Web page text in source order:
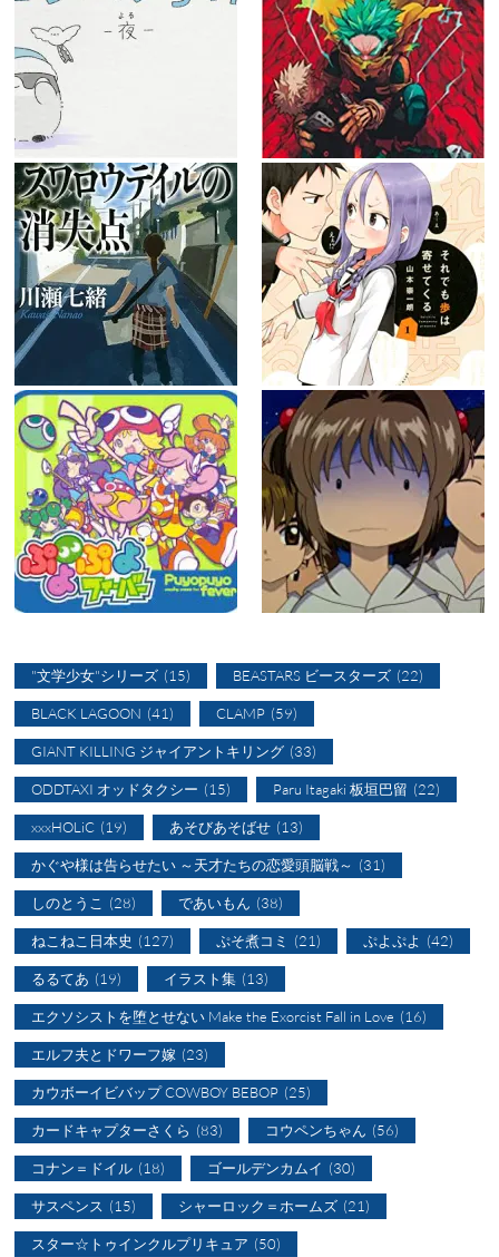
"文学少女"シリーズ (15) BEASTARS ビースターズ (22)
BLACK LAGOON (41) CLAMP (59)
GIANT KILLING ジャイアントキリング (33)
ODDTAXI オッドタクシー (15) Paru Itagaki 板垣巴留 (22)
xxxHOLiC (19) あそびあそばせ (13)
かぐや様は告らせたい ～天才たちの恋愛頭脳戦～ (31)
しのとうこ (28) であいもん (38)
ねこねこ日本史 (127) ぷそ煮コミ (21) ぷよぷよ (42)
るるてあ (19) イラスト集 (13)
エクソシストを堕とせない Make the Exorcist Fall in Love (16)
エルフ夫とドワーフ嫁 (23)
カウボーイビバップ COWBOY BEBOP (25)
カードキャプターさくら (83) コウペンちゃん (56)
コナン＝ドイル (18) ゴールデンカムイ (30)
サスペンス (15) シャーロック＝ホームズ (21)
スター☆トゥインクルプリキュア (50)